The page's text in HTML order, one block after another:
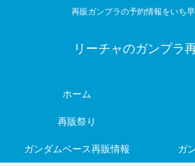
再販ガンプラの予約情報をいち早
リーチャのガンプラ
ホーム
再販祭り
ガンダムベース再販情報 ガ